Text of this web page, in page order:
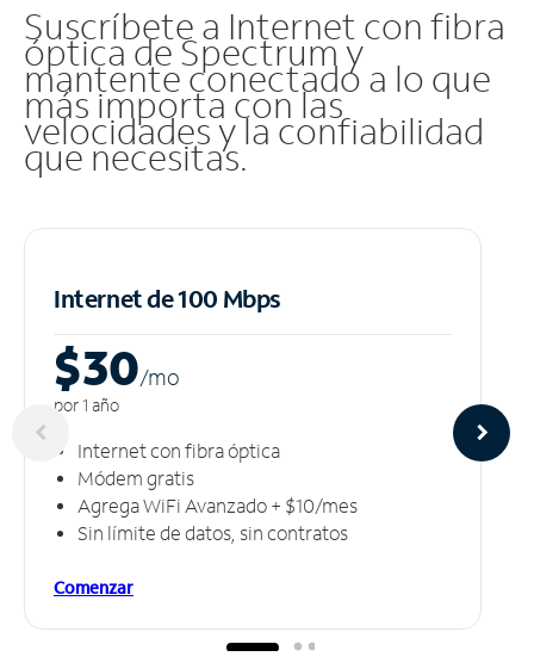
Suscríbete a Internet con fibra
óptica de Spectrum y
mantente conectado a lo que
más importa con las
velocidades y la confiabilidad
que necesitas.
Internet de 100 Mbps
$30/mo
por 1 año
Internet con fibra óptica
Módem gratis
Agrega WiFi Avanzado + $10/mes
Sin límite de datos, sin contratos
Comenzar